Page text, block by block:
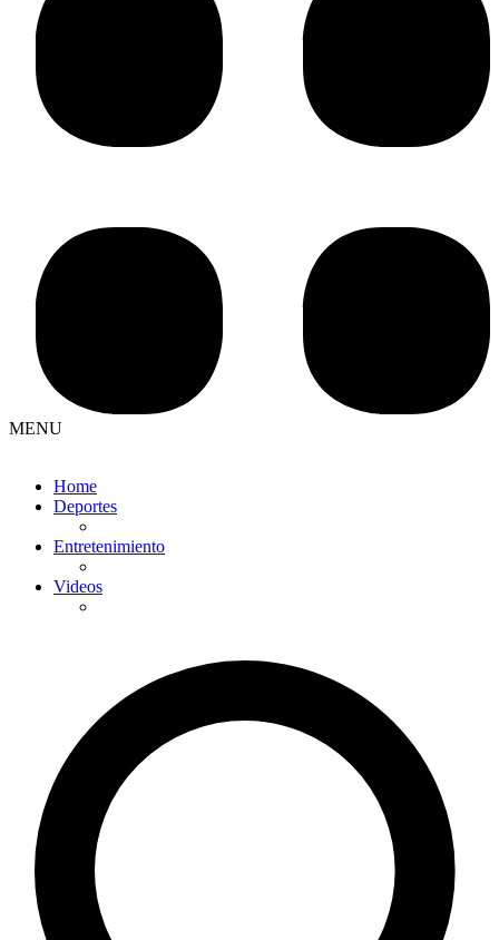
MENU
Home
Deportes
Entretenimiento
Videos